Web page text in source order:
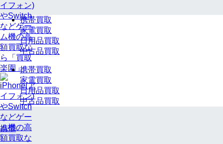
携帯買取
家電買取
日用品買取
中古品買取
携帯買取
家電買取
日用品買取
中古品買取
携帯